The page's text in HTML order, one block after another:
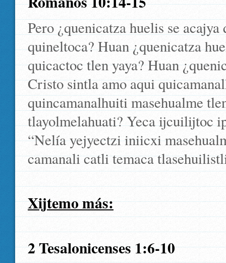
Pero ¿quenicatza huelis se
quineltoca? Huan ¿quenicatza
quicactoc tlen yaya? Huan
Cristo sintla amo aqui
quincamanalhuiti masehualme
tlayolmelahuati? Yeca ijcuilijtoc
“Nelía yejyectzi iniicxi
camanali catli temaca
Xijtemo más:
2 Tesalonicenses 1:6-10